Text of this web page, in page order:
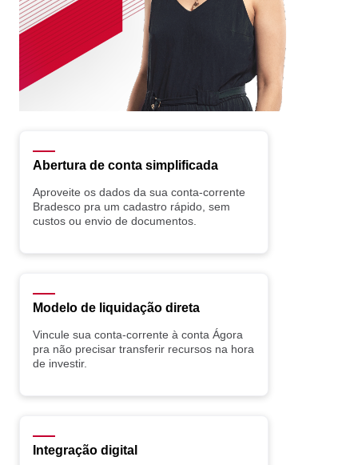
Abertura de conta simplificada
Aproveite os dados da sua conta-corrente
Bradesco pra um cadastro rápido, sem
custos ou envio de documentos.
Modelo de liquidação direta
Vincule sua conta-corrente à conta Ágora
pra não precisar transferir recursos na hora
de investir.
Integração digital